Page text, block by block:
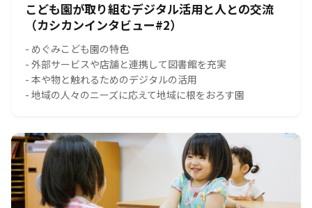
こども園が取り組むデジタル活用と人との交流
（カシカンインタビュー#2）
- めぐみこども園の特色
- 外部サービスや店舗と連携して図書館を充実
- 本や物と触れるためのデジタルの活用
- 地域の人々のニーズに応えて地域に根をおろす園